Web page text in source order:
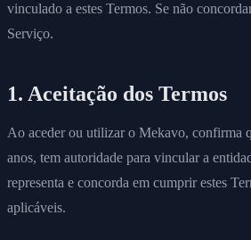
vinculado a estes Termos. Se não
Serviço.
1. Aceitação dos Termos
Ao aceder ou utilizar o Mekavo, confirma
anos, tem autoridade para vincular a
representa e concorda em cumprir estes
aplicáveis.